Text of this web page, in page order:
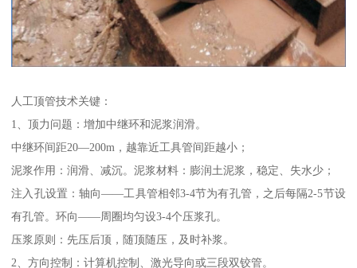
人工顶管技术关键：
1、顶力问题：增加中继环和泥浆润滑。
中继环间距20—200m，越靠近工具管间距越小；
泥浆作用：润滑、减沉。泥浆材料：膨润土泥浆，稳定、失水少；
注入孔设置：轴向——工具管相邻3-4节为有孔管，之后每隔2-5节设
有孔管。环向——周圈均匀设3-4个压浆孔。
压浆原则：先压后顶，随顶随压，及时补浆。
2、方向控制：计算机控制、激光导向或三段双铰管。